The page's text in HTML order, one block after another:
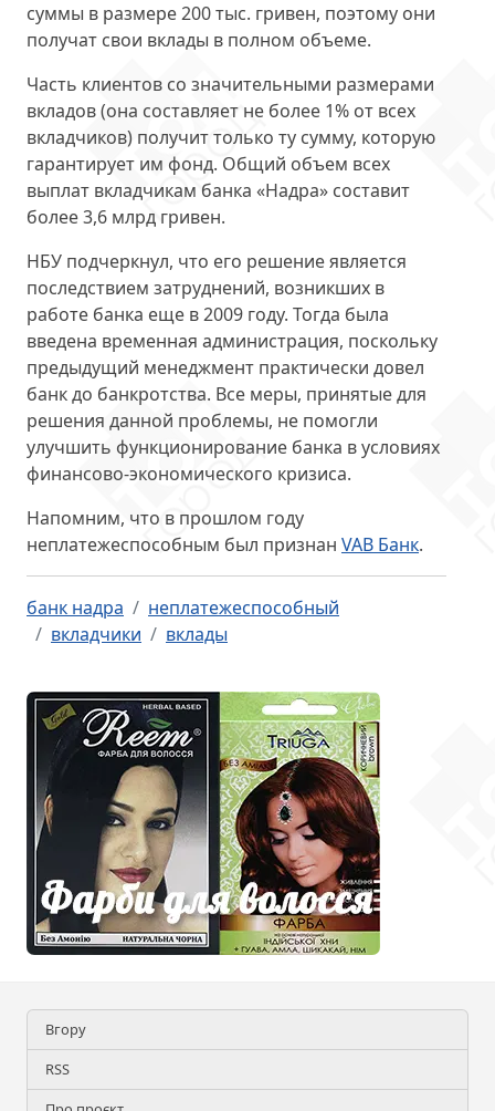
суммы в размере 200 тыс. гривен, поэтому они
получат свои вклады в полном объеме.
Часть клиентов со значительными размерами
вкладов (она составляет не более 1% от всех
вкладчиков) получит только ту сумму, которую
гарантирует им фонд. Общий объем всех
выплат вкладчикам банка «Надра» составит
более 3,6 млрд гривен.
НБУ подчеркнул, что его решение является
последствием затруднений, возникших в
работе банка еще в 2009 году. Тогда была
введена временная администрация, поскольку
предыдущий менеджмент практически довел
банк до банкротства. Все меры, принятые для
решения данной проблемы, не помогли
улучшить функционирование банка в условиях
финансово-экономического кризиса.
Напомним, что в прошлом году
неплатежеспособным был признан VAB Банк.
банк надра
неплатежеспособный
вкладчики
вклады
Вгору
RSS